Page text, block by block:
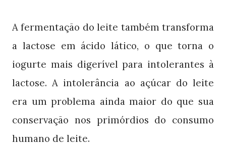
A fermentação do leite também transforma
a lactose em ácido lático, o que torna o
iogurte mais digerível para intolerantes à
lactose. A intolerância ao açúcar do leite
era um problema ainda maior do que sua
conservação nos primórdios do consumo
humano de leite.